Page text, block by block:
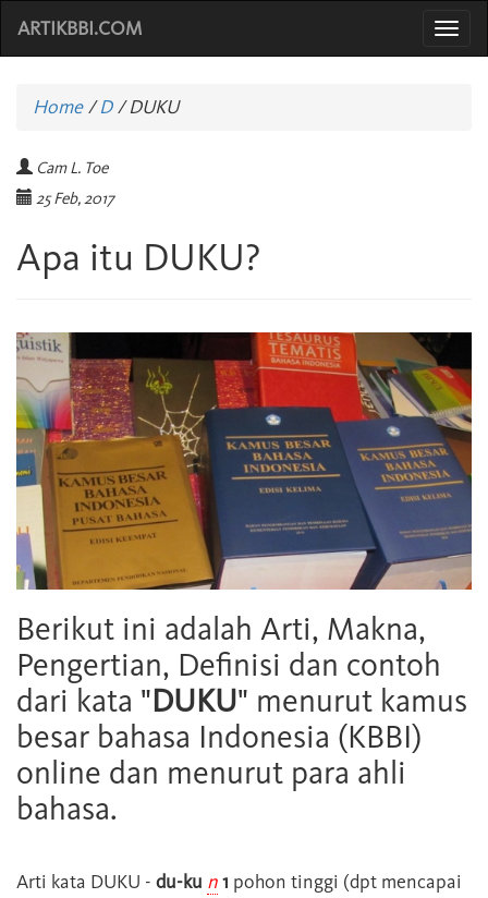
ARTIKBBI.COM
Home/D /DUKU
Cam L. Toe
25 Feb, 2017
Apa itu DUKU?
Berikut ini adalah Arti, Makna,
Pengertian, Definisi dan contoh
dari kata "DUKU" menurut kamus
besar bahasa Indonesia (KBBI)
online dan menurut para ahli
bahasa.
Arti kata DUKU - du-ku n1 pohon tinggi (dpt mencapai